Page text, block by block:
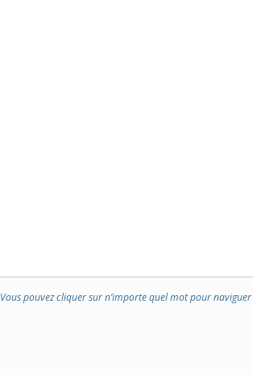
Vous pouvez cliquer sur n’importe quel mot pour